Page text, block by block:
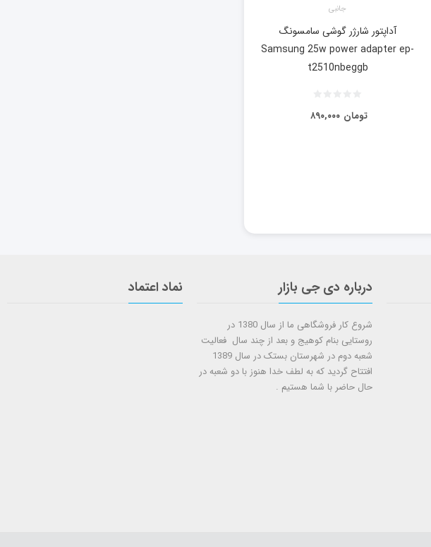
جانبی
آداپتور شارژر گوشی سامسونگ
Samsung 25w power adapter ep-
t2510nbeggb
۸۹۰,۰۰۰ تومان
درباره دی جی بازار
شروع کار فروشگاهی ما از سال 1380 در
روستایی بنام کوهیج و بعد از چند سال فعالیت
شعبه دوم در شهرستان بستک در سال 1389
افتتاح گردید که به لطف خدا هنوز با دو شعبه در
حال حاضر با شما هستيم .
نماد اعتماد